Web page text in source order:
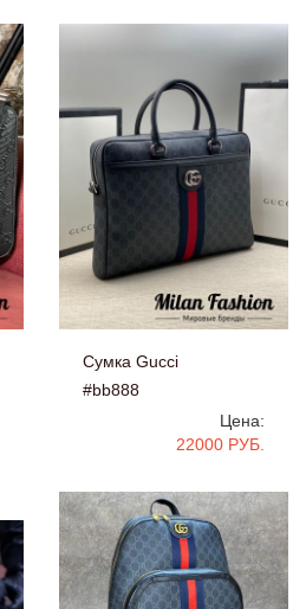
Сумка Gucci
#bb888
Цена:
22000 РУБ.